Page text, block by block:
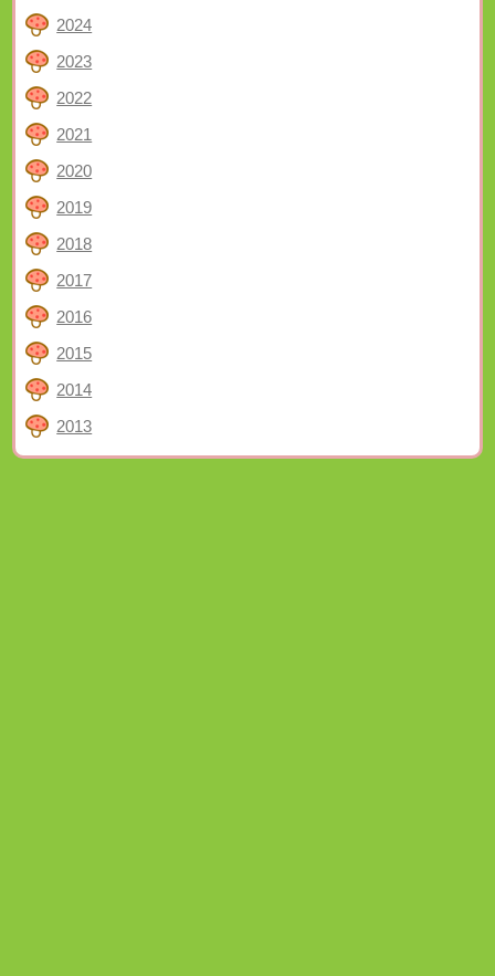
2024
2023
2022
2021
2020
2019
2018
2017
2016
2015
2014
2013